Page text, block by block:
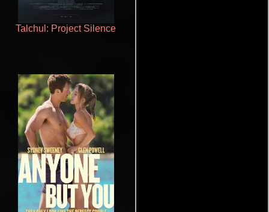
Talchul: Project Silence